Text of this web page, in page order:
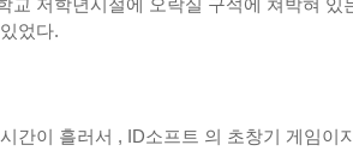
교 저학년시절에 오락실 구석에 쳐박혀 있
었다.
간이 흘러서 , ID소프트 의 초창기 게임이